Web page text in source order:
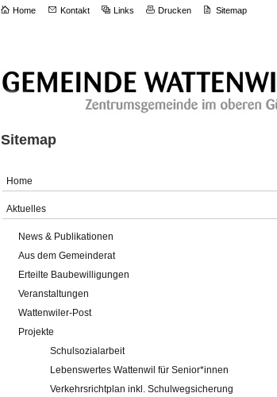
Home Kontakt Links Drucken Sitemap
Sitemap
Home
Aktuelles
News & Publikationen
Aus dem Gemeinderat
Erteilte Baubewilligungen
Veranstaltungen
Wattenwiler-Post
Projekte
Schulsozialarbeit
Lebenswertes Wattenwil für Senior*innen
Verkehrsrichtplan inkl. Schulwegsicherung